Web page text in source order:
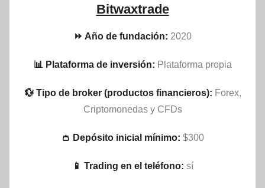
Bitwaxtrade
⏩ Año de fundación: 2020
📊 Plataforma de inversión: Plataforma propia
💱 Tipo de broker (productos financieros): Forex,
Criptomonedas y CFDs
👛 Depósito inicial mínimo: $300
📱 Trading en el teléfono: sí